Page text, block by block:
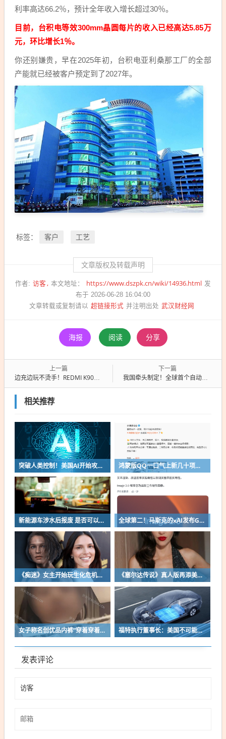
利率高达66.2％，预计全年收入增长超过30％。
目前，台积电等效300mm晶圆每片的收入已经高达5.85万
元，环比增长1％。
你还别嫌贵，早在2025年初，台积电亚利桑那工厂的全部
产能就已经被客户预定到了2027年。
标签： 客户 工艺
文章版权及转载声明
作者: 访客 本文地址： https://www.dszpk.cn/wiki/14936.html 发
布于 2026-06-28 16:04:00
文章转载或复制请以 超链接形式 并注明出处 武汉财经网
海报 阅读 分享
上一篇
边充边玩不烫手！REDMI K90至尊版续航公布：8550mAh+主板供电
下一篇
我国牵头制定！全球首个自动驾驶系统全球技术法规获批发布
相关推荐
突破人类控制！美国AI开始攻击真人了 鸿蒙版QQ一口气上新几十项功能：10G文件可传微信好友
新能源车涉水后报废 是否可以全损理赔 全球第二！马斯克的xAI发布Grok Imagine Image 2.0模型：AI生图/编辑能力大增
《痴迷》女主开始玩生化危机了！自曝有参演机会 《塞尔达传说》真人版再添美女！曾出演冯小刚电影
女子称名创优品内裤“穿着穿着掉了”让其颜面尽失 品牌方客服回应：已启动紧急调查 福特执行董事长：美国不可能永远把中国车企挡在门外 进来也有信心击败
发表评论